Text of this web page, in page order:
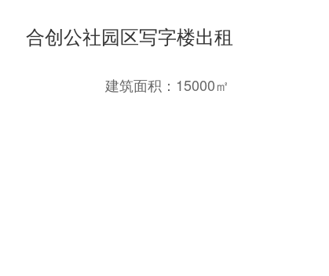
合创公社园区写字楼出租
建筑面积：15000㎡